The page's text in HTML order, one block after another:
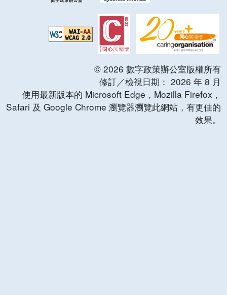
© 2026 數字政策辦公室版權所有
修訂／檢視日期： 2026 年 8 月
使用最新版本的 Microsoft Edge，Mozilla Firefox，
Safari 及 Google Chrome 瀏覽器瀏覽此網站，有更佳的
效果。